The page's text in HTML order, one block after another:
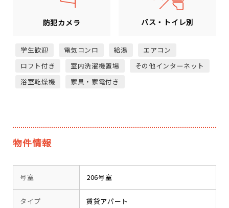
防犯カメラ バス・トイレ別
学生歓迎 電気コンロ 給湯
エアコン
ロフト付き
室内洗濯機置場
その他インターネット
浴室乾燥機
家具・家電付き
物件情報
号室 206号室
タイプ 賃貸アパート